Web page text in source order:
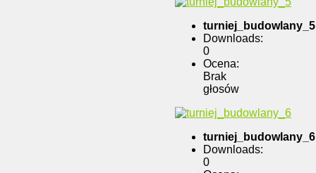
turniej_budowlany_5
Downloads:
0
Ocena:
Brak
głosów
turniej_budowlany_6
Downloads:
0